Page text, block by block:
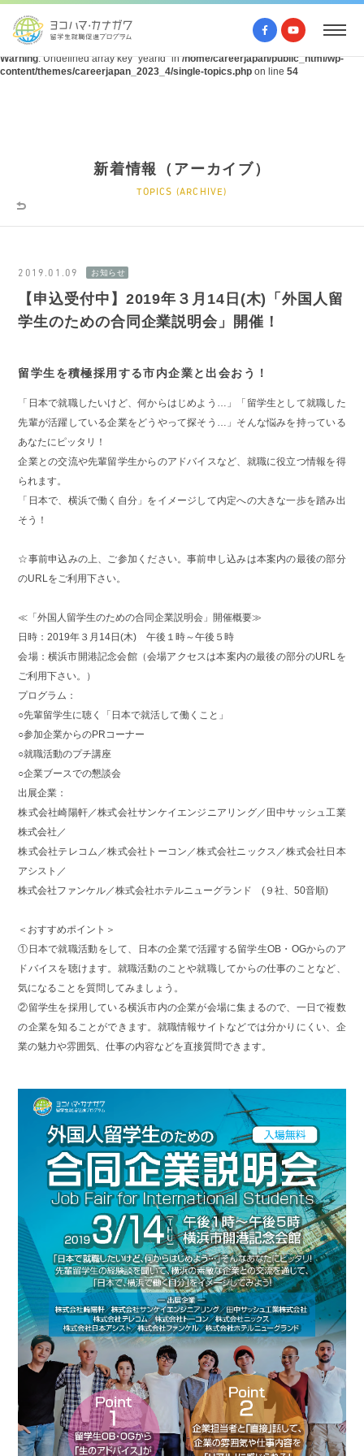
Warning: Undefined array key "query" in
/home/careerjapan/public_html/wp-
content/themes/careerjapan_2023_4/single-topics.php on line 53
Warning: Undefined array key "yearId" in/home/careerjapan/public_html/wp-
content/themes/careerjapan_2023_4/single-topics.php on line 54
新着情報（アーカイブ）
TOPICS (ARCHIVE)
2019.01.09
【申込受付中】2019年３月14日(木)「外国人留
学生のための合同企業説明会」開催！
留学生を積極採用する市内企業と出会おう！
「日本で就職したいけど、何からはじめよう…」「留学生として就職した
先輩が活躍している企業をどうやって探そう…」そんな悩みを持っている
あなたにピッタリ！
企業との交流や先輩留学生からのアドバイスなど、就職に役立つ情報を得
られます。
「日本で、横浜で働く自分」をイメージして内定への大きな一歩を踏み出
そう！
☆事前申込みの上、ご参加ください。事前申し込みは本案内の最後の部分
のURLをご利用下さい。
≪「外国人留学生のための合同企業説明会」開催概要≫
日時：2019年３月14日(木) 午後１時～午後５時
会場：横浜市開港記念会館（会場アクセスは本案内の最後の部分のURLを
ご利用下さい。）
プログラム：
○先輩留学生に聴く「日本で就活して働くこと」
○参加企業からのPRコーナー
○就職活動のプチ講座
○企業ブースでの懇談会
出展企業：
株式会社崎陽軒／株式会社サンケイエンジニアリング／田中サッシュ工業
株式会社／
株式会社テレコム／株式会社トーコン／株式会社ニックス／株式会社日本
アシスト／
株式会社ファンケル／株式会社ホテルニューグランド (９社、50音順)
＜おすすめポイント＞
①日本で就職活動をして、日本の企業で活躍する留学生OB・OGからのア
ドバイスを聴けます。就職活動のことや就職してからの仕事のことなど、
気になることを質問してみましょう。
②留学生を採用している横浜市内の企業が会場に集まるので、一日で複数
の企業を知ることができます。就職情報サイトなどでは分かりにくい、企
業の魅力や雰囲気、仕事の内容などを直接質問できます。